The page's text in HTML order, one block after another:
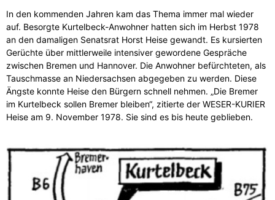
In den kommenden Jahren kam das Thema immer mal wieder
auf. Besorgte Kurtelbeck-Anwohner hatten sich im Herbst 1978
an den damaligen Senatsrat Horst Heise gewandt. Es kursierten
Gerüchte über mittlerweile intensiver gewordene Gespräche
zwischen Bremen und Hannover. Die Anwohner befürchteten, als
Tauschmasse an Niedersachsen abgegeben zu werden. Diese
Ängste konnte Heise den Bürgern schnell nehmen. „Die Bremer
im Kurtelbeck sollen Bremer bleiben“, zitierte der WESER-KURIER
Heise am 9. November 1978. Sie sind es bis heute geblieben.